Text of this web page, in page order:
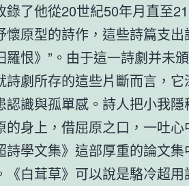
錄了他從20世紀50年月直至
懷原型的詩作，這些詩篇支
羅恨》”。由于這一詩劇并未
詩劇所存的這些片斷而言，
認識與孤單感。詩人把小我
的身上，借屈原之口，一吐
詩學文集》這部厚重的論文
《白茸草》可以說是駱冷超